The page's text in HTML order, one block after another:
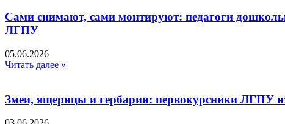
Сами снимают, сами монтируют: педагоги
ЛГПУ​
05.06.2026
Читать далее »
Змеи, ящерицы и гербарии: первокурсники ЛГПУ